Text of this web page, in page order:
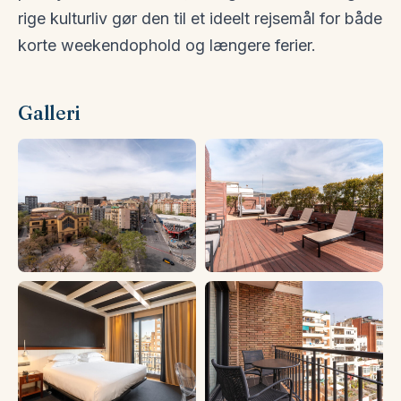
rige kulturliv gør den til et ideelt rejsemål for både
korte weekendophold og længere ferier.
Galleri